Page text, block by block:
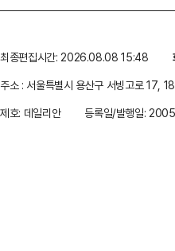
최종편집시간: 2026.08.08 15:48
주소 : 서울특별시 용산구 서빙고로 17,
제호: 데일리안
등록일/발행일: